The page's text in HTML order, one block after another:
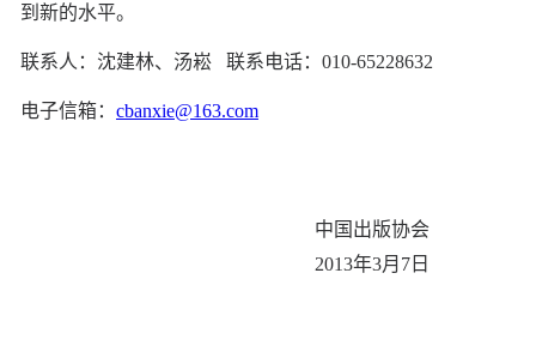
到新的水平。
联系人：沈建林、汤崧 联系电话：010-65228632
电子信箱： cbanxie@163.com
中国出版协会
2013年3月7日